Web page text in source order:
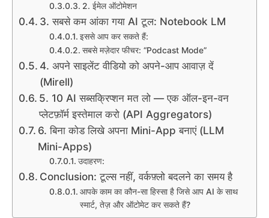
2. ईमेल ऑटोमेशन
3. सबसे कम आंका गया AI टूल: Notebook LM
इससे आप कर सकते हैं:
सबसे मज़ेदार फीचर: “Podcast Mode”
4. अपने साइलेंट वीडियो को अपने-आप आवाज़ दें
(Mirell)
5. 10 AI सब्सक्रिप्शन मत लो — एक ऑल-इन-वन
प्लेटफ़ॉर्म इस्तेमाल करो (API Aggregators)
6. बिना कोड लिखे अपना Mini-App बनाएं (LLM
Mini-Apps)
उदाहरण:
Conclusion: टूल्स नहीं, वर्कफ़्लो बदलने का समय है
आपके काम का कौन-सा हिस्सा है जिसे आप AI के साथ
स्मार्ट, तेज़ और ऑटोमेट कर सकते हैं?